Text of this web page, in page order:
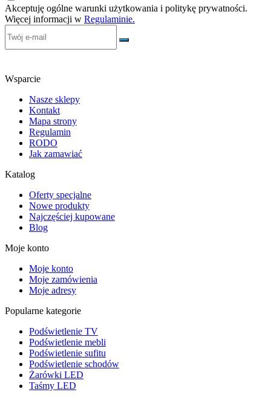
Akceptuję ogólne warunki użytkowania i politykę prywatności.
Więcej informacji w Regulaminie.
Wsparcie
Nasze sklepy
Kontakt
Mapa strony
Regulamin
RODO
Jak zamawiać
Katalog
Oferty specjalne
Nowe produkty
Najczęściej kupowane
Blog
Moje konto
Moje konto
Moje zamówienia
Moje adresy
Popularne kategorie
Podświetlenie TV
Podświetlenie mebli
Podświetlenie sufitu
Podświetlenie schodów
Żarówki LED
Taśmy LED